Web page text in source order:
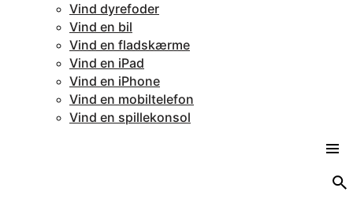
Vind dyrefoder
Vind en bil
Vind en fladskærme
Vind en iPad
Vind en iPhone
Vind en mobiltelefon
Vind en spillekonsol